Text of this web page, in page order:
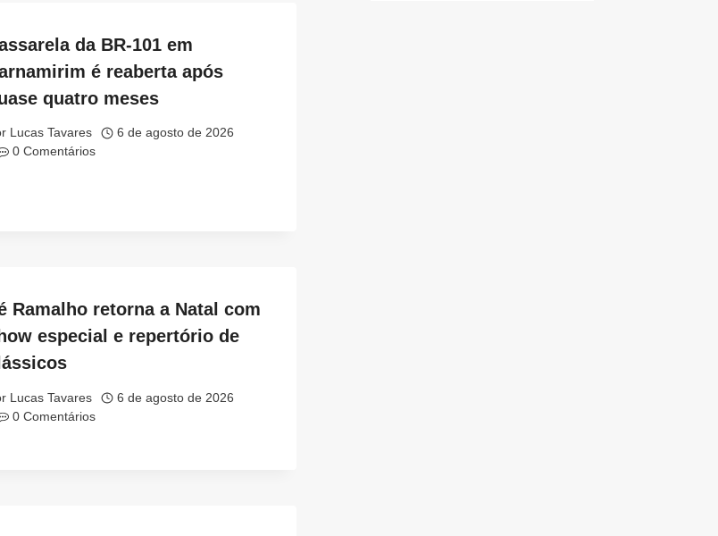
da BR-101 em
é reaberta após
quatro meses
Lucas Tavares
6 de agosto de 2026
0 Comentários
Ramalho retorna a Natal com
especial e repertório de
Lucas Tavares
6 de agosto de 2026
0 Comentários